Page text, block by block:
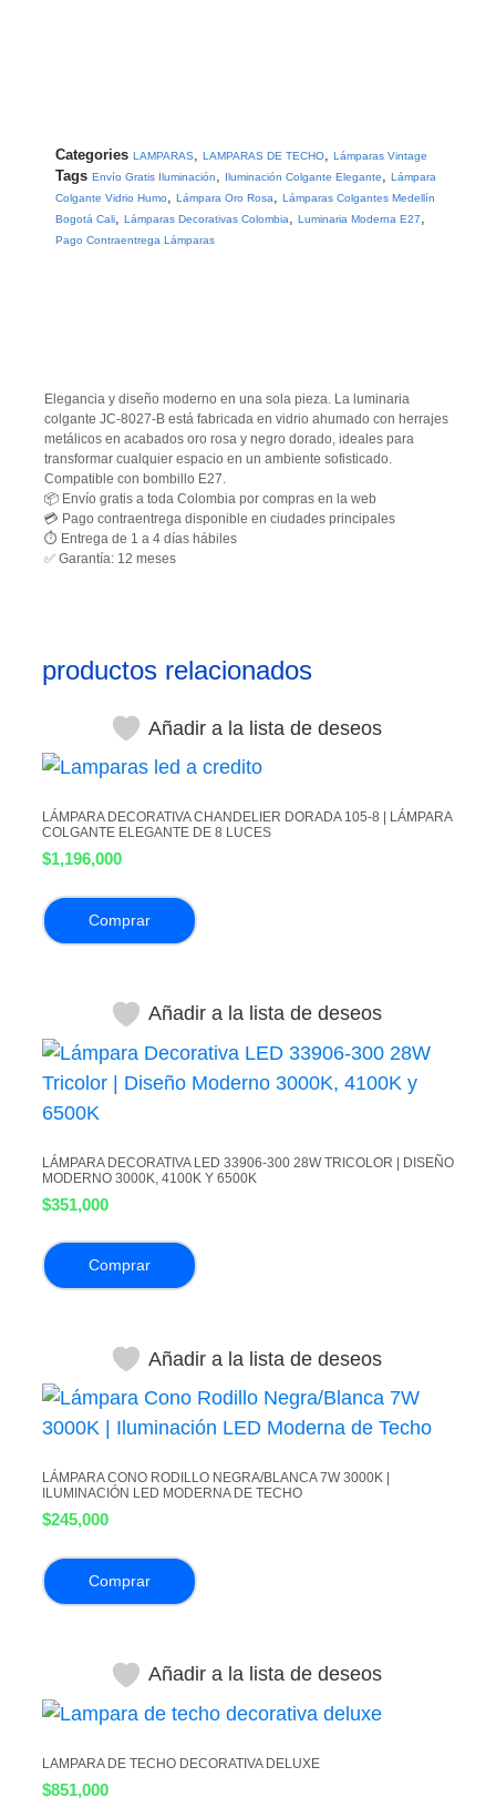
Categories LAMPARAS, LAMPARAS DE TECHO, Lámparas Vintage
Tags Envío Gratis Iluminación, Iluminación Colgante Elegante, Lámpara
Colgante Vidrio Humo, Lámpara Oro Rosa, Lámparas Colgantes Medellín
Bogotá Cali, Lámparas Decorativas Colombia, Luminaria Moderna E27,
Pago Contraentrega Lámparas
Elegancia y diseño moderno en una sola pieza. La luminaria
colgante JC-8027-B está fabricada en vidrio ahumado con herrajes
metálicos en acabados oro rosa y negro dorado, ideales para
transformar cualquier espacio en un ambiente sofisticado.
Compatible con bombillo E27.
📦 Envío gratis a toda Colombia por compras en la web
💳 Pago contraentrega disponible en ciudades principales
⏱️ Entrega de 1 a 4 días hábiles
✅ Garantía: 12 meses
productos relacionados
Añadir a la lista de deseos
LÁMPARA DECORATIVA CHANDELIER DORADA 105-8 | LÁMPARA
COLGANTE ELEGANTE DE 8 LUCES
$1,196,000
Comprar
Añadir a la lista de deseos
LÁMPARA DECORATIVA LED 33906-300 28W TRICOLOR | DISEÑO
MODERNO 3000K, 4100K Y 6500K
$351,000
Comprar
Añadir a la lista de deseos
LÁMPARA CONO RODILLO NEGRA/BLANCA 7W 3000K |
ILUMINACIÓN LED MODERNA DE TECHO
$245,000
Comprar
Añadir a la lista de deseos
LAMPARA DE TECHO DECORATIVA DELUXE
$851,000